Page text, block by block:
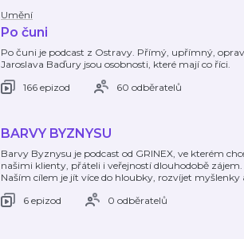
Umění
Po čuni
Po čuni je podcast z Ostravy. Přímý, upřímný,
Jaroslava Baďury jsou osobnosti, které mají co říci.
166 epizod
60 odběratelů
BARVY BYZNYSU
Barvy Byznysu je podcast od GRINEX, ve kterém
našimi klienty, přáteli i veřejností dlouhodobě
Naším cílem je jít více do hloubky, rozvíjet myšlenky
6 epizod
0 odběratelů